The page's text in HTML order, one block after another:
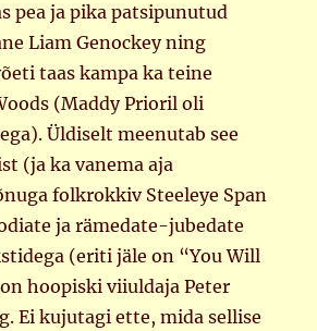
pea ja pika patsipunutud
Liam Genockey ning
taas kampa ka teine
(Maddy Prioril oli
Üldiselt meenutab see
(ja ka vanema aja
folkrokkiv Steeleye Span
ja rämedate-jubedate
(eriti jäle on “You Will
hoopiski viiuldaja Peter
Ei kujutagi ette, mida sellise